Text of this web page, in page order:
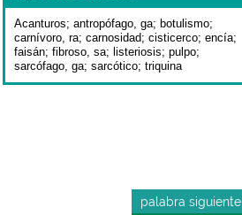
Acanturos; antropófago, ga; botulismo;
carnívoro, ra; carnosidad; cisticerco; encía;
faisán; fibroso, sa; listeriosis; pulpo;
sarcófago, ga; sarcótico; triquina
palabra siguiente